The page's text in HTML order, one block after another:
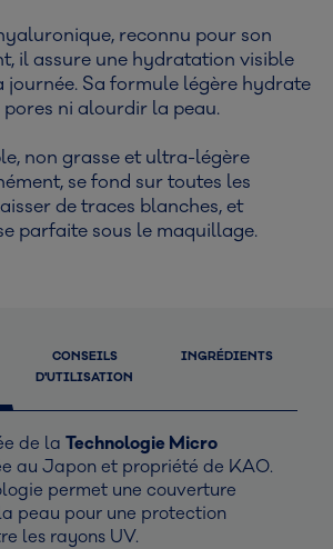
reconnu pour son
il assure une hydratation visible
journée. Sa formule légère hydrate
ni alourdir la peau.
non grasse et ultra-légère
se fond sur toutes les
de traces blanches, et
parfaite sous le maquillage.
CONSEILS
D'UTILISATION
INGRÉDIENTS
de la Technologie Micro
au Japon et propriété de KAO.
permet une couverture
peau pour une protection
les rayons UV.